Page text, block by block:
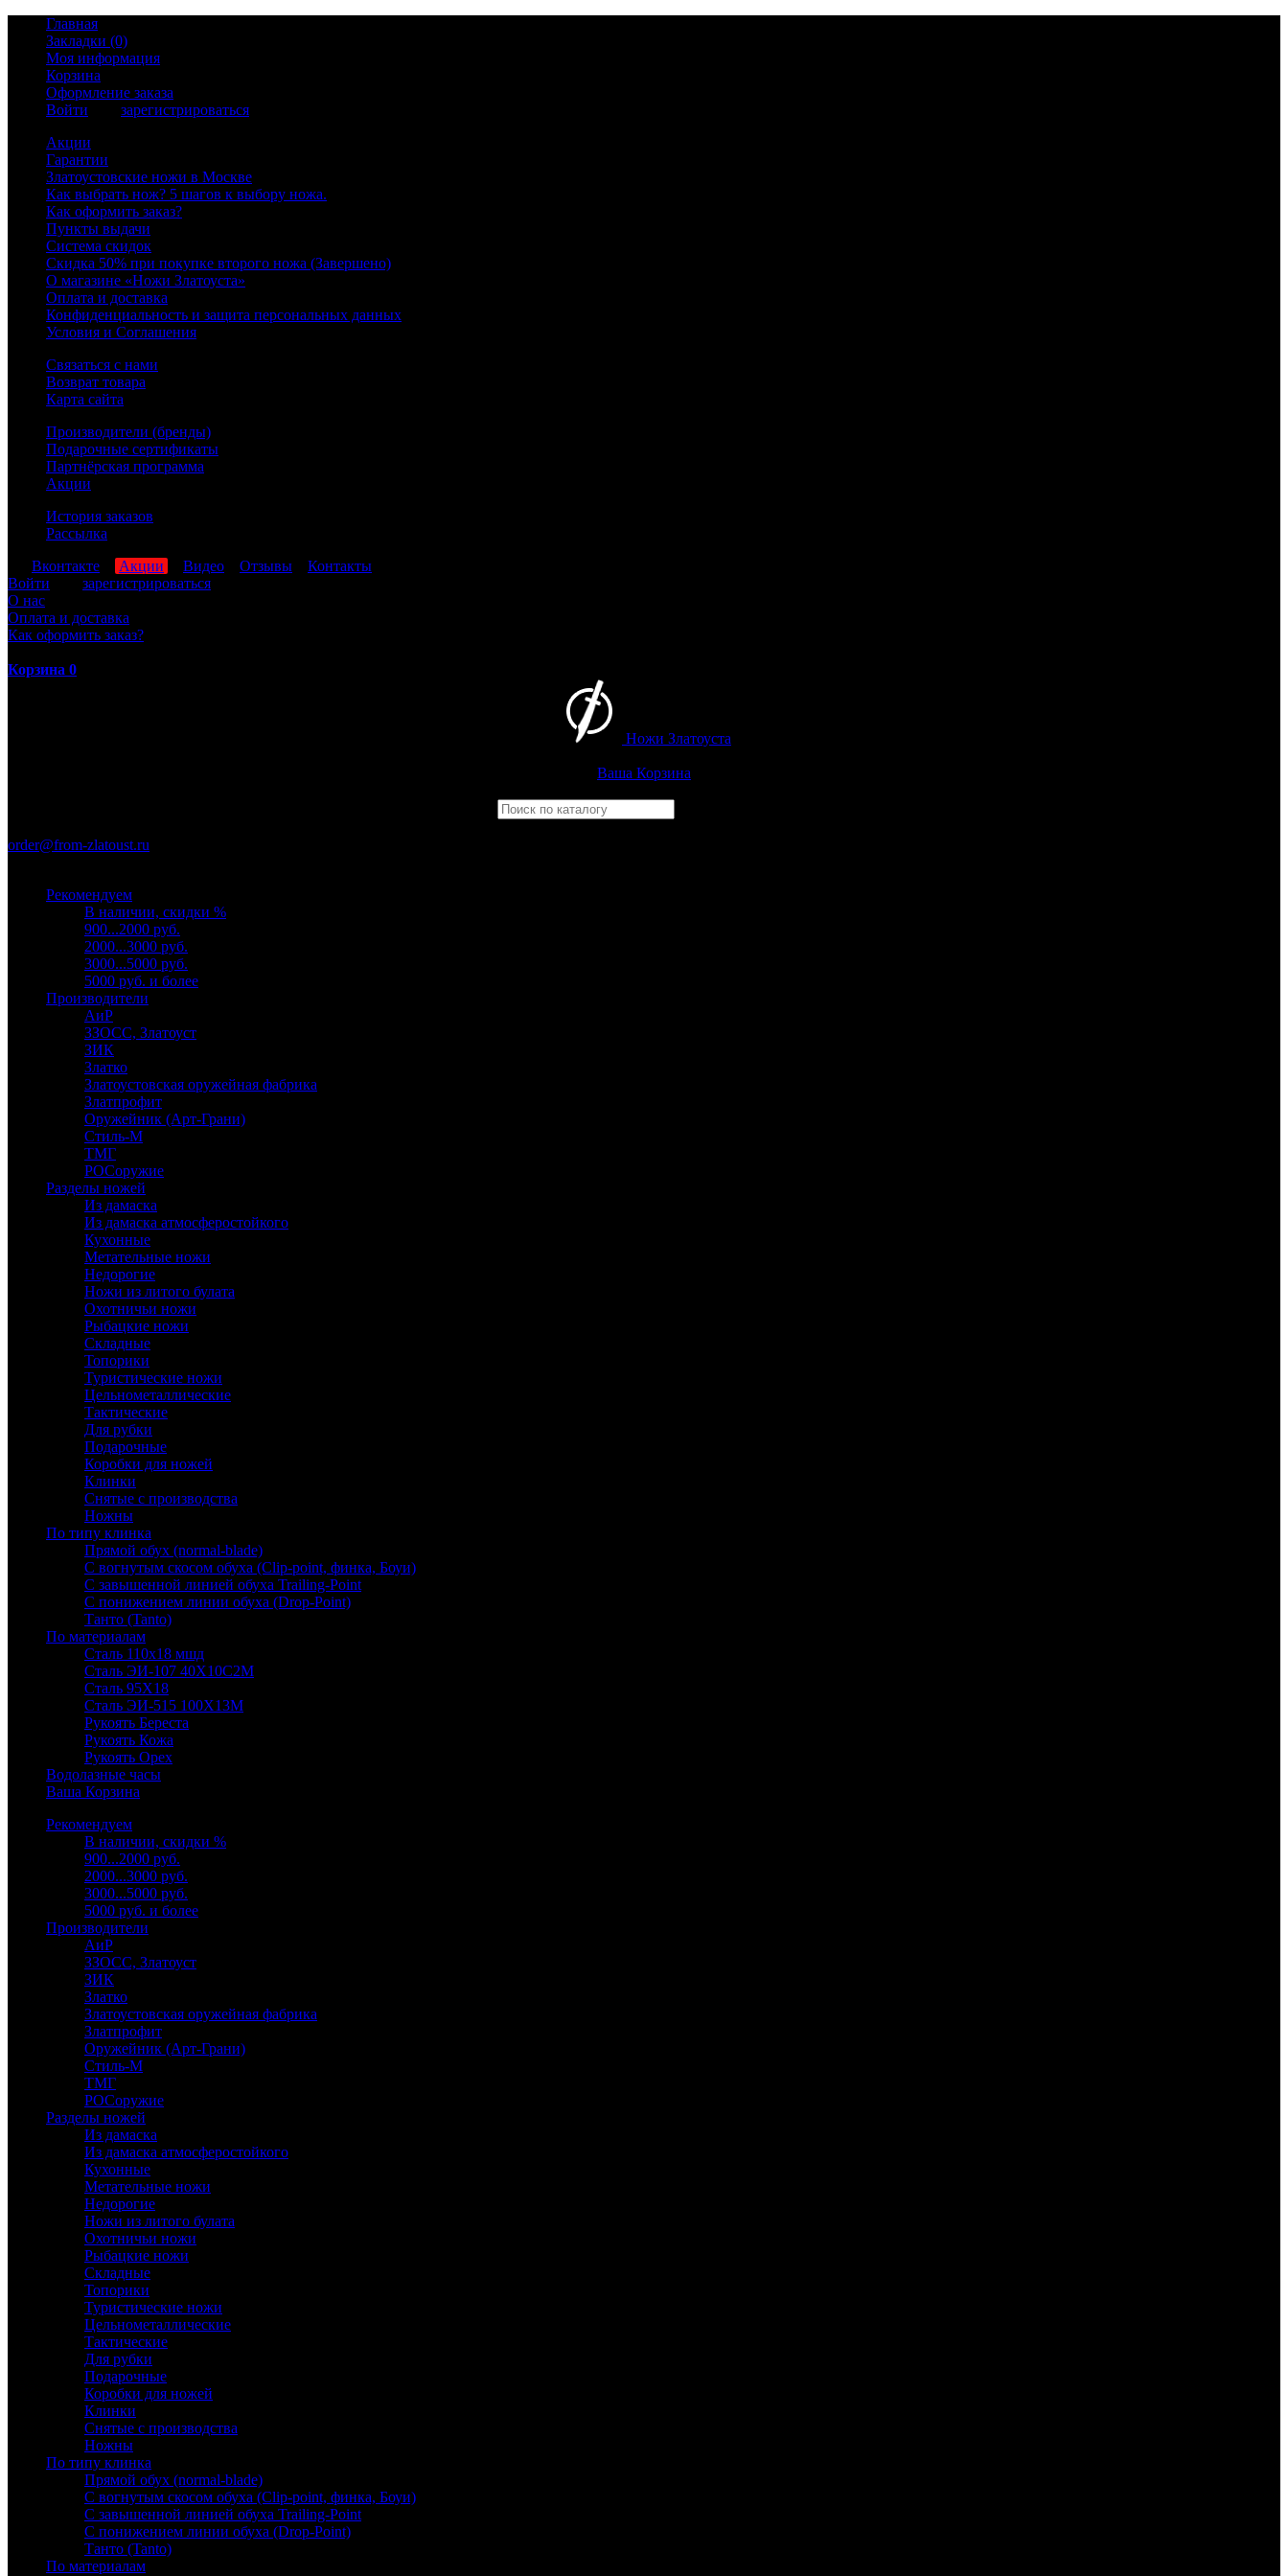
Главная
Закладки (0)
Моя информация
Корзина
Оформление заказа
Войти
зарегистрироваться
Акции
Гарантии
Златоустовские ножи в Москве
Как выбрать нож? 5 шагов к выбору ножа.
Как оформить заказ?
Пункты выдачи
Система скидок
Скидка 50% при покупке второго ножа (Завершено)
О магазине «Ножи Златоуста»
Оплата и доставка
Конфиденциальность и защита персональных данных
Условия и Соглашения
Связаться с нами
Возврат товара
Карта сайта
Производители (бренды)
Подарочные сертификаты
Партнёрская программа
Акции
История заказов
Рассылка
Вконтакте Акции Видео Отзывы
Контакты
Войти
зарегистрироваться
О нас
Оплата и доставка
Как оформить заказ?
Корзина 0
Ножи Златоуста
Ваша Корзина
order@from-zlatoust.ru
Рекомендуем
В наличии, скидки %
900...2000 руб.
2000...3000 руб.
3000...5000 руб.
5000 руб. и более
Производители
АиР
ЗЗОСС, Златоуст
ЗИК
Златко
Златоустовская оружейная фабрика
Златпрофит
Оружейник (Арт-Грани)
Стиль-М
ТМГ
РОСоружие
Разделы ножей
Из дамаска
Из дамаска атмосферостойкого
Кухонные
Метательные ножи
Недорогие
Ножи из литого булата
Охотничьи ножи
Рыбацкие ножи
Складные
Топорики
Туристические ножи
Цельнометаллические
Тактические
Для рубки
Подарочные
Коробки для ножей
Клинки
Снятые с производства
Ножны
По типу клинка
Прямой обух (normal-blade)
С вогнутым скосом обуха (Clip-point, финка, Боуи)
С завышенной линией обуха Trailing-Point
С понижением линии обуха (Drop-Point)
Танто (Tanto)
По материалам
Сталь 110х18 мшд
Сталь ЭИ-107 40Х10С2М
Сталь 95Х18
Сталь ЭИ-515 100Х13М
Рукоять Береста
Рукоять Кожа
Рукоять Орех
Водолазные часы
Ваша Корзина
Рекомендуем
В наличии, скидки %
900...2000 руб.
2000...3000 руб.
3000...5000 руб.
5000 руб. и более
Производители
АиР
ЗЗОСС, Златоуст
ЗИК
Златко
Златоустовская оружейная фабрика
Златпрофит
Оружейник (Арт-Грани)
Стиль-М
ТМГ
РОСоружие
Разделы ножей
Из дамаска
Из дамаска атмосферостойкого
Кухонные
Метательные ножи
Недорогие
Ножи из литого булата
Охотничьи ножи
Рыбацкие ножи
Складные
Топорики
Туристические ножи
Цельнометаллические
Тактические
Для рубки
Подарочные
Коробки для ножей
Клинки
Снятые с производства
Ножны
По типу клинка
Прямой обух (normal-blade)
С вогнутым скосом обуха (Clip-point, финка, Боуи)
С завышенной линией обуха Trailing-Point
С понижением линии обуха (Drop-Point)
Танто (Tanto)
По материалам